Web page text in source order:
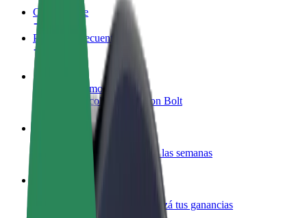
Cómo unirse
Preguntas frecuentes
Colaborar como conductor
Gana dinero colaborando con Bolt
Colaborar como repartidor
Repartí comida y cobrá todas las semanas
Añadir un restaurante o tienda
Llegá a más clientes y maximizá tus ganancias